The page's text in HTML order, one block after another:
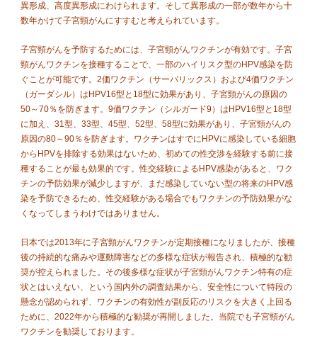
異形成、高度異形成にわけられます。そして異形成の一部が数年から十
数年かけて子宮頸がんにすすむと考えられています。
子宮頸がんを予防するためには、子宮頸がんワクチンが有効です。子宮
頸がんワクチンを接種することで、一部のハイリスク型のHPV感染を防
ぐことが可能です。2価ワクチン（サーバリックス）および4価ワクチン
（ガーダシル）はHPV16型と18型に効果があり、子宮頸がんの原因の
50～70％を防ぎます。9価ワクチン（シルガード9）はHPV16型と18型
に加え、31型、33型、45型、52型、58型に効果があり、子宮頸がんの
原因の80～90％を防ぎます。ワクチンはすでにHPVに感染している細胞
からHPVを排除する効果はないため、初めての性交渉を経験する前に接
種することが最も効果的です。性交経験によるHPV感染があると、ワク
チンの予防効果が減少しますが、まだ感染していない型の将来のHPV感
染を予防できるため、性交経験がある場合でもワクチンの予防効果がな
くなってしまうわけではありません。
日本では2013年に子宮頸がんワクチンが定期接種になりましたが、接種
後の持続的な痛みや運動障害などの多様な症状が報告され、積極的な勧
奨が控えられました。その後多様な症状が子宮頸がんワクチン特有の症
状とはいえない、という国内外の調査結果から、安全性について特段の
懸念が認められず、ワクチンの有効性が副反応のリスクを大きく上回る
ために、2022年から積極的な勧奨が再開しました。当院でも子宮頸がん
ワクチンを勧奨しております。